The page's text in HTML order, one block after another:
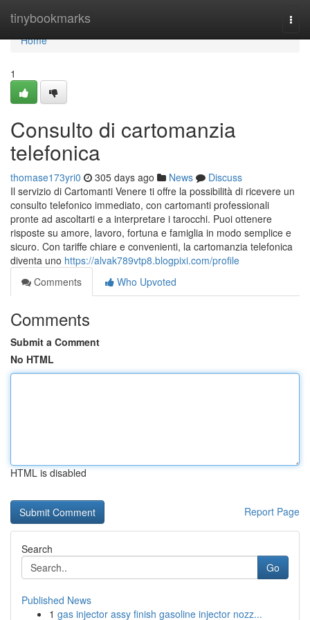
tinybookmarks
Home
Home
1
Consulto di cartomanzia
telefonica
thomase173yri0 305 days ago News
Discuss
Il servizio di Cartomanti Venere ti offre la possibilità di ricevere un
consulto telefonico immediato, con cartomanti professionali
pronte ad ascoltarti e a interpretare i tarocchi. Puoi ottenere
risposte su amore, lavoro, fortuna e famiglia in modo semplice e
sicuro. Con tariffe chiare e convenienti, la cartomanzia telefonica
diventa uno https://alvak789vtp8.blogpixi.com/profile
Comments
Who Upvoted
Comments
Submit a Comment
No HTML
HTML is disabled
Report Page
Search
Go
Published News
1 gas injector assy finish gasoline injector nozz...